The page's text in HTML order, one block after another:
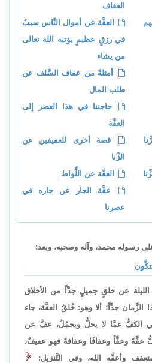
العفاف
العفَّة عن أموال النَّاس سببٌ
في رزقٍ عظيمٍ يؤتيه الله تعالى
من يشاء
أمثلةٌ من عفاف السَّلف عن
طلب المال
حاجتنا في هذا العصر إلى
العفَّة
قصة أخرى للعفيفين عن
الزِّنا
العفَّة عن اللِّواط
عفَّة الجار عن جاره في
عصرنا
على رسوله محمد، وآله وصحبه، وبعد:
الليلة عن خلقٍ جميلٍ جدَّاً من الأخلاق
الزَّمان جدَّاً؛ ألا وهو: خُلقُ العفَّة، جاء
الكفُّ عمَّا لا يحلُّ ويجمُلُ، عفَّ عن
عفَّةً وعفَّاً وعفافًا وعفافةً فهو عفيفٌ،
وأعفَّه الله، وفي التَّنزيل: